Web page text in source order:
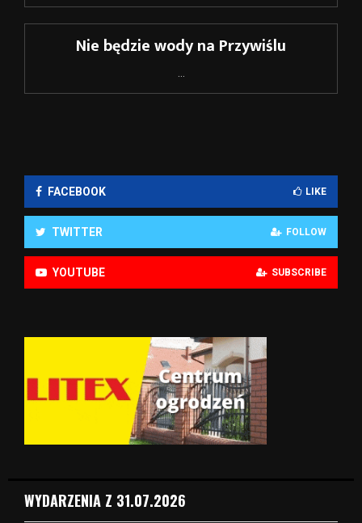
Nie będzie wody na Przywiślu
...
FACEBOOK LIKE
TWITTER FOLLOW
YOUTUBE SUBSCRIBE
WYDARZENIA Z 31.07.2026